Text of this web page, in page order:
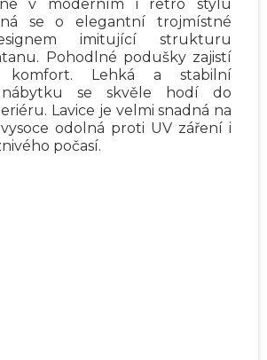
v moderním i retro stylu
se o elegantní trojmístné
imitující strukturu
Pohodlné podušky zajistí
Lehká a stabilní
nábytku se skvěle hodí do
Lavice je velmi snadná na
odolná proti UV záření i
počasí.